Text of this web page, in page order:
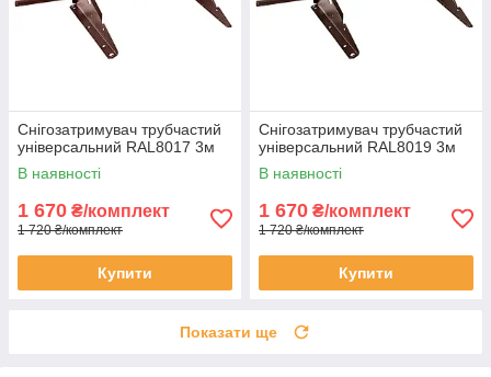
Снігозатримувач трубчастий
універсальний RAL8017 3м
В наявності
1 670 ₴/комплект
1 720 ₴/комплект
Купити
Снігозатримувач трубчастий
універсальний RAL8019 3м
В наявності
1 670 ₴/комплект
1 720 ₴/комплект
Купити
Показати ще